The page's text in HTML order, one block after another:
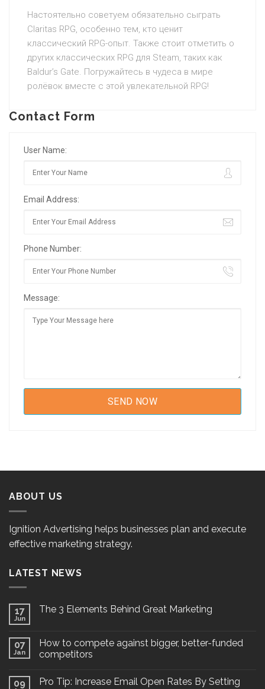
Настоятельно советуем обязательно сыграть
Claritas RPG, особенно тем, кто ценит
классический RPG-опыт. Также стоит отметить о
других классических RPG для Steam, таких как
Baldur’s Gate. Погружайтесь в чудеса в мире
ролёвок вместе с этой увлекательной RPG!
Contact Form
User Name:
Email Address:
Phone Number:
Message:
ABOUT US
Ignition Advertising helps businesses plan and execute
effective marketing strategy.
LATEST NEWS
17
Jun
The 3 Elements Behind Great Marketing
07
Jan
How to compete against bigger, better-funded
competitors
09
Pro Tip: Increase Email Open Rates By Setting